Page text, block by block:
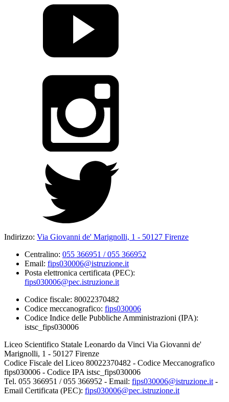
Indirizzo: Via Giovanni de' Marignolli, 1 - 50127 Firenze
Centralino: 055 366951 / 055 366952
Email: fips030006@istruzione.it
Posta elettronica certificata (PEC):
fips030006@pec.istruzione.it
Codice fiscale: 80022370482
Codice meccanografico: fips030006
Codice Indice delle Pubbliche Amministrazioni (IPA):
istsc_fips030006
Liceo Scientifico Statale Leonardo da Vinci Via Giovanni de'
Marignolli, 1 - 50127 Firenze
Codice Fiscale del Liceo 80022370482 - Codice Meccanografico
fips030006 - Codice IPA istsc_fips030006
Tel. 055 366951 / 055 366952 - Email: fips030006@istruzione.it -
Email Certificata (PEC): fips030006@pec.istruzione.it